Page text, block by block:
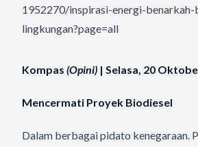
1952270/inspirasi-energi-benarkah-
lingkungan?page=all
Kompas (Opini) | Selasa, 20
Mencermati Proyek Biodiesel
Dalam berbagai pidato kenegaraan.